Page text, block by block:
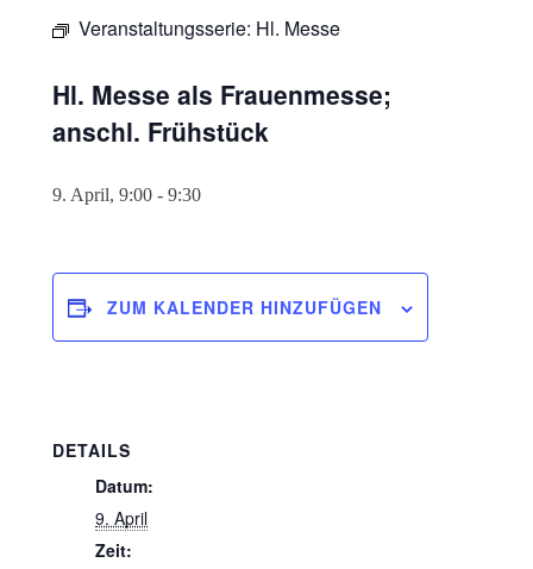
Veranstaltungsserie: Hl. Messe
Hl. Messe als Frauenmesse;
anschl. Frühstück
9. April, 9:00 - 9:30
ZUM KALENDER HINZUFÜGEN
DETAILS
Datum:
9. April
Zeit: